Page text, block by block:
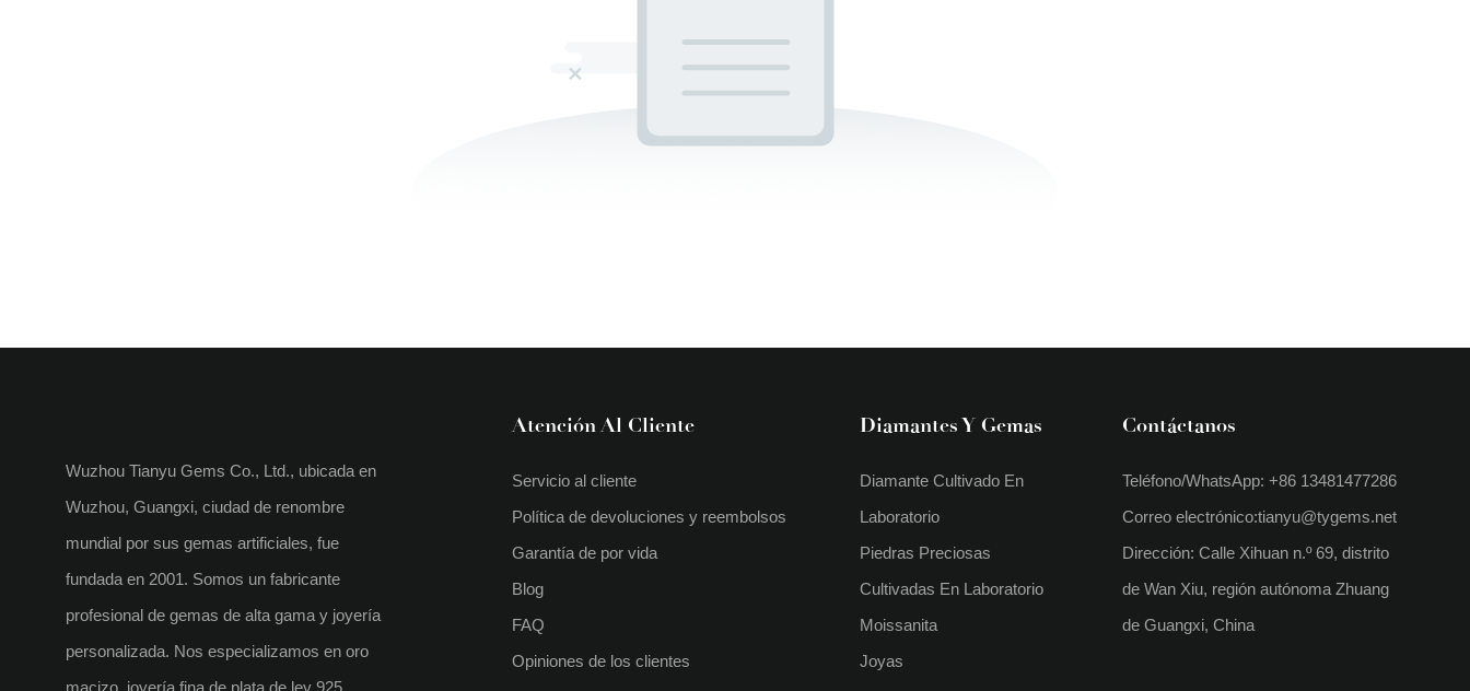
Wuzhou Tianyu Gems Co., Ltd., ubicada en
Wuzhou, Guangxi, ciudad de renombre
mundial por sus gemas artificiales, fue
fundada en 2001. Somos un fabricante
profesional de gemas de alta gama y joyería
personalizada. Nos especializamos en oro
macizo, joyería fina de plata de ley 925,
Atención Al Cliente
Servicio al cliente
Política de devoluciones y reembolsos
Garantía de por vida
Blog
FAQ
Opiniones de los clientes
Diamantes Y Gemas
Diamante Cultivado En
Laboratorio
Piedras Preciosas
Cultivadas En Laboratorio
Moissanita
Joyas
Contáctanos
Teléfono/WhatsApp: +86 13481477286
Correo electrónico:tianyu@tygems.net
Dirección: Calle Xihuan n.º 69, distrito
de Wan Xiu, región autónoma Zhuang
de Guangxi, China